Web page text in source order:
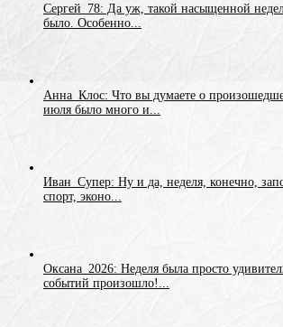
Сергей_78: Да уж, такой насыщенной
было. Особенно...
Анна_Клос: Что вы думаете о
июля было много и...
Иван_Супер: Ну и да, неделя, конечно,
спорт, эконо...
Оксана_2026: Неделя была просто
событий произошло!...